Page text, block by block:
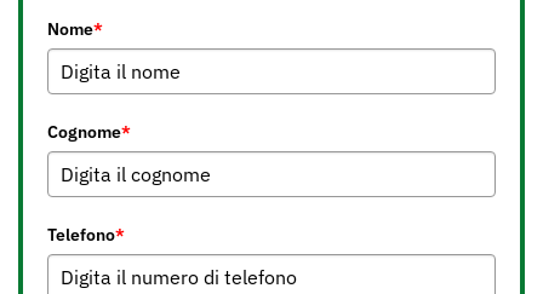
Nome*
Cognome*
Telefono*